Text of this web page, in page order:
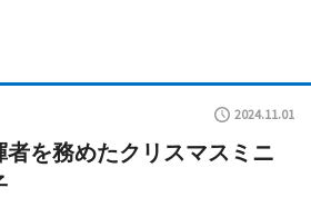
2024.11.01
者を務めたクリスマスミニ